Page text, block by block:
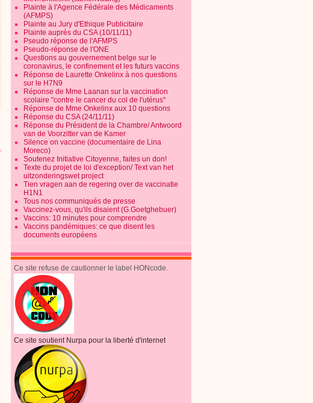
Plainte à l'Agence Fédérale des Médicaments
(AFMPS)
Plainte au Jury d'Ethique Publicitaire
Plainte auprès du CSA (10/11/11)
Pseudo réponse de l'AFMPS
Pseudo-réponse de l'ONE
Questions au gouvernement belge sur le
coronavirus, le confinement et les futurs vaccins
Réponse de Laurette Onkelinx à nos questions
sur le H7N9
Réponse de Mme Laanan sur la vaccination
scolaire "contre le cancer du col de l'utérus"
Réponse de Mme Onkelinx aux 10 questions
Réponse du CSA (24/11/11)
Réponse du Président de la Chambre/ Antwoord
van de Voorzitter van de Kamer
Silence on vaccine (documentaire de Lina
Moreco)
Soutenez Initiative Citoyenne, faites un don!
Texte du projet de loi d'exception/ Text van het
uitzonderingswet project
Tien vragen aan de regering over de vaccinatie
H1N1
Tous nos communiqués de presse
Vaccinez-vous, qu'ils disaient (G.Goetghebuer)
Vaccins: 10 minutes pour comprendre
Vaccins pandémiques: ce que disent les
documents européens
Ce site refuse de cautionner le label HONcode.
Ce site soutient Nurpa pour la liberté d'internet